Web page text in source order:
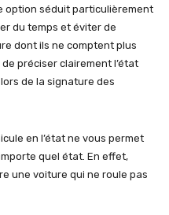
option séduit particulièrement
du temps et éviter de
dont ils ne comptent plus
préciser clairement l’état
de la signature des
en l’état ne vous permet
quel état. En effet,
une voiture qui ne roule pas